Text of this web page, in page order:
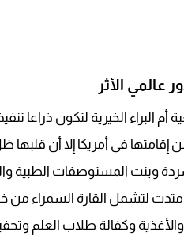
عالمي الأثر
الخيرية لتكون ذراعا
إقامتها في أمريكا إلا أن
وبنت المستوصفات الطبية
لتشمل القارة السمراء من
وكفالة طلاب العلم